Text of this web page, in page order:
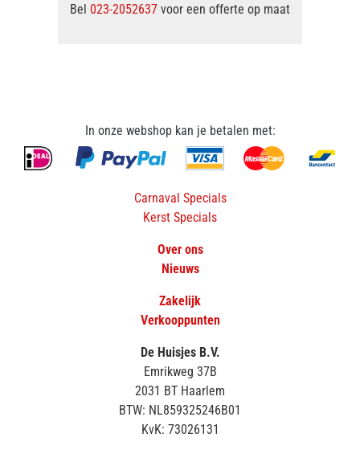
Bel 023-2052637 voor een offerte op maat
In onze webshop kan je betalen met:
Carnaval Specials
Kerst Specials
Over ons
Nieuws
Zakelijk
Verkooppunten
De Huisjes B.V.
Emrikweg 37B
2031 BT Haarlem
BTW: NL859325246B01
KvK: 73026131